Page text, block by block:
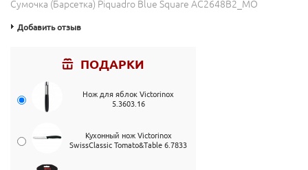
Сумочка (Барсетка) Piquadro Blue Square AC2648B2_MO
Добавить отзыв
ПОДАРКИ
Нож для яблок Victorinox
5.3603.16
Кухонный нож Victorinox
SwissClassic Tomato&Table 6.7833